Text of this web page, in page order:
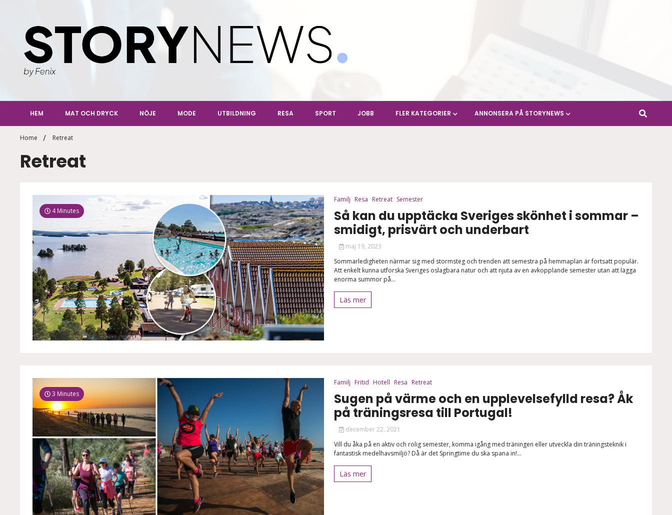
StoryNews
HEM MAT OCH DRYCK NÖJE MODE UTBILDNING RESA SPORT JOBB FLER KATEGORIER ANNONSERA PÅ STORYNEWS
Home Retreat
Retreat
4 Minutes
Familj Resa Retreat Semester
Så kan du upptäcka Sveriges skönhet i sommar –
smidigt, prisvärt och underbart
maj 19, 2023
Sommarledigheten närmar sig med stormsteg och trenden att semestra på hemmaplan är fortsatt populär.
Att enkelt kunna utforska Sveriges oslagbara natur och att njuta av en avkopplande semester utan att lägga
enorma summor på...
Läs mer
3 Minutes
Familj Fritid Hotell Resa Retreat
Sugen på värme och en upplevelsefylld resa? Åk
på träningsresa till Portugal!
december 22, 2021
Vill du åka på en aktiv och rolig semester, komma igång med träningen eller utveckla din träningsteknik i
fantastisk medelhavsmiljö? Då är det Springtime du ska spana in!...
Läs mer